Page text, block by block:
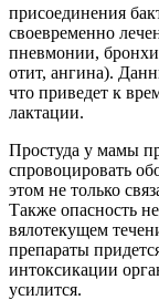
присоединения
своевременно
пневмонии,
отит, ангина).
что приведет к
лактации.
Простуда у мамы
спровоцировать
этом не только
Также опасность
вялотекущем
препараты
интоксикации
усилится.